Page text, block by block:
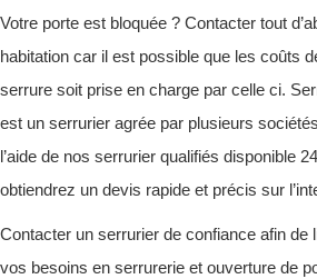
Votre porte est bloquée ? Contacter tout
habitation car il est possible que les coûts
serrure soit prise en charge par celle ci.
est un serrurier agrée par plusieurs
l’aide de nos serrurier qualifiés disponible
obtiendrez un devis rapide et précis sur
Contacter un serrurier de confiance afin de
vos besoins en serrurerie et ouverture de